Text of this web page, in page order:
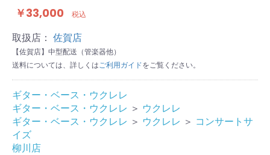
￥33,000 税込
取扱店： 佐賀店
【佐賀店】中型配送（管楽器他）
送料については、詳しくはご利用ガイドをご覧ください。
ギター・ベース・ウクレレ
ギター・ベース・ウクレレ ＞ ウクレレ
ギター・ベース・ウクレレ ＞ ウクレレ ＞ コンサートサ
イズ
柳川店